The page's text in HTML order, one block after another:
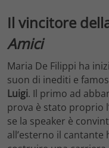
Il vincitore
Amici
Maria De Filippi ha
suon di inediti e
Luigi. Il primo ad
prova è stato proprio
se la speaker è
all’esterno il